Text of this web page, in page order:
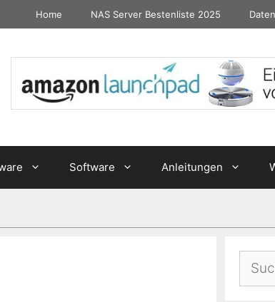
Home NAS Server Bestenliste 2025
Software Anleitungen
nach: